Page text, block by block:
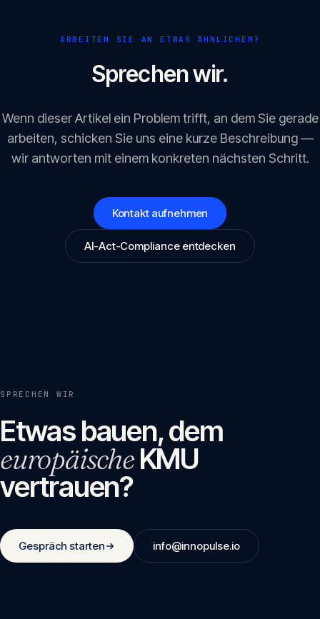
ARBEITEN SIE AN ETWAS ÄHNLICHEM?
Sprechen wir.
Wenn dieser Artikel ein Problem trifft, an dem Sie gerade
arbeiten, schicken Sie uns eine kurze Beschreibung —
wir antworten mit einem konkreten nächsten Schritt.
Kontakt aufnehmen
AI-Act-Compliance entdecken
SPRECHEN WIR
Etwas bauen, dem
europäischeKMU
vertrauen?
Gespräch starten info@innopulse.io